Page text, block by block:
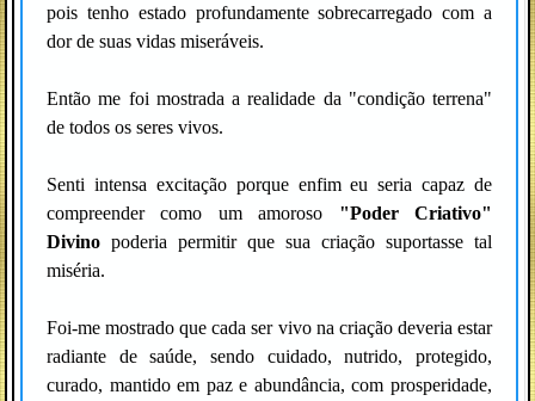
pois tenho estado profundamente sobrecarregado com a
dor de suas vidas miseráveis.
Então me foi mostrada a realidade da "condição terrena"
de todos os seres vivos.
Senti intensa excitação porque enfim eu seria capaz de
compreender como um amoroso "Poder Criativo"
Divino poderia permitir que sua criação suportasse tal
miséria.
Foi-me mostrado que cada ser vivo na criação deveria estar
radiante de saúde, sendo cuidado, nutrido, protegido,
curado, mantido em paz e abundância, com prosperidade,